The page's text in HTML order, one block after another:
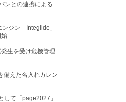
ンとの連携による
ジン「Integlide」
生を受け危機管理
備えた名入れカレン
して「page2027」